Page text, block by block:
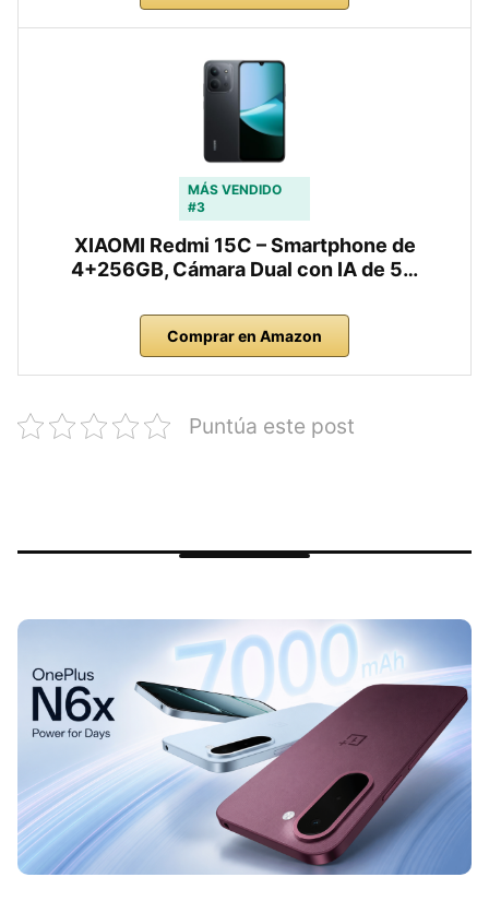
MÁS VENDIDO
#3
XIAOMI Redmi 15C – Smartphone de
4+256GB, Cámara Dual con IA de 5…
Comprar en Amazon
Puntúa este post